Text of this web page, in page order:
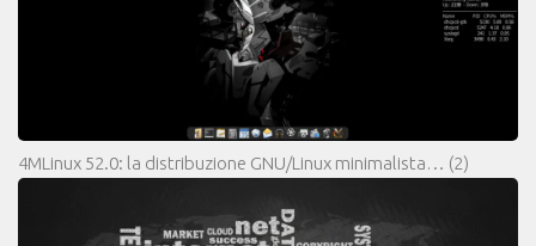
4MLinux 52.0: la distribuzione GNU/Linux minimalista… (2)